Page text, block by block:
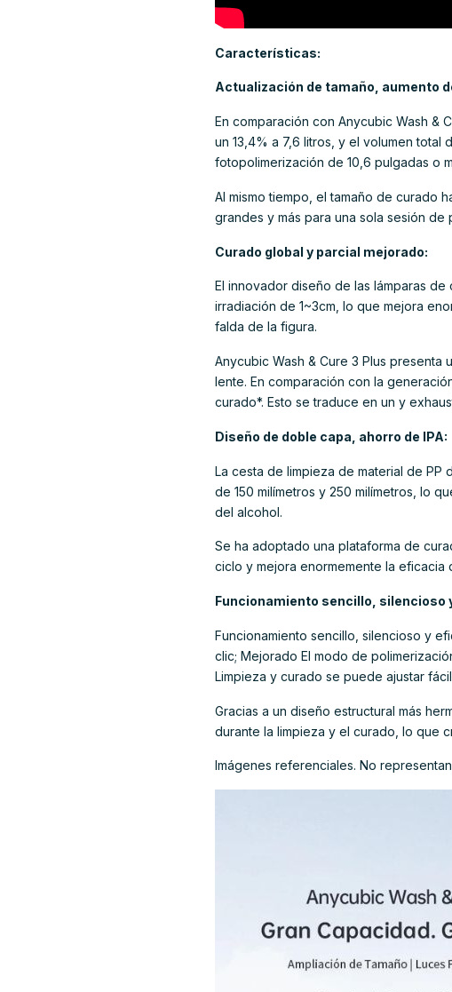
Características:
Actualización de tamaño, aumento
En comparación con Anycubic Wash &
un 13,4% a 7,6 litros, y el volumen
fotopolimerización de 10,6 pulgadas o
Al mismo tiempo, el tamaño de curado
grandes y más para una sola sesión de
Curado global y parcial mejorado:
El innovador diseño de las lámparas
irradiación de 1~3cm, lo que mejora
falda de la figura.
Anycubic Wash & Cure 3 Plus
lente. En comparación con la
curado*. Esto se traduce en un y
Diseño de doble capa, ahorro de IPA:
La cesta de limpieza de material de PP
de 150 milímetros y 250 milímetros, lo
del alcohol.
Se ha adoptado una plataforma de
ciclo y mejora enormemente la eficacia
Funcionamiento sencillo, silencioso
Funcionamiento sencillo, silencioso y
clic; Mejorado El modo de
Limpieza y curado se puede ajustar
Gracias a un diseño estructural más
durante la limpieza y el curado, lo que
Imágenes referenciales. No